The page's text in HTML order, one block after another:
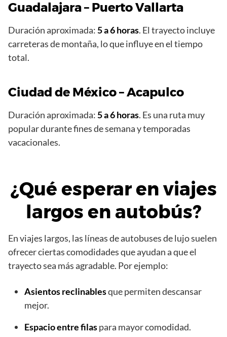
Guadalajara – Puerto Vallarta
Duración aproximada:5 a 6 horas. El trayecto incluye
carreteras de montaña, lo que influye en el tiempo
total.
Ciudad de México – Acapulco
Duración aproximada:5 a 6 horas. Es una ruta muy
popular durante fines de semana y temporadas
vacacionales.
¿Qué esperar en viajes
largos en autobús?
En viajes largos, las líneas de autobuses de lujo suelen
ofrecer ciertas comodidades que ayudan a que el
trayecto sea más agradable. Por ejemplo:
Asientos reclinablesque permiten descansar
mejor.
Espacio entre filaspara mayor comodidad.